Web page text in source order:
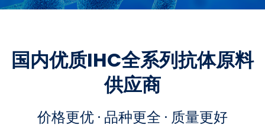
国内优质IHC全系列抗体原料
供应商
价格更优 · 品种更全 · 质量更好